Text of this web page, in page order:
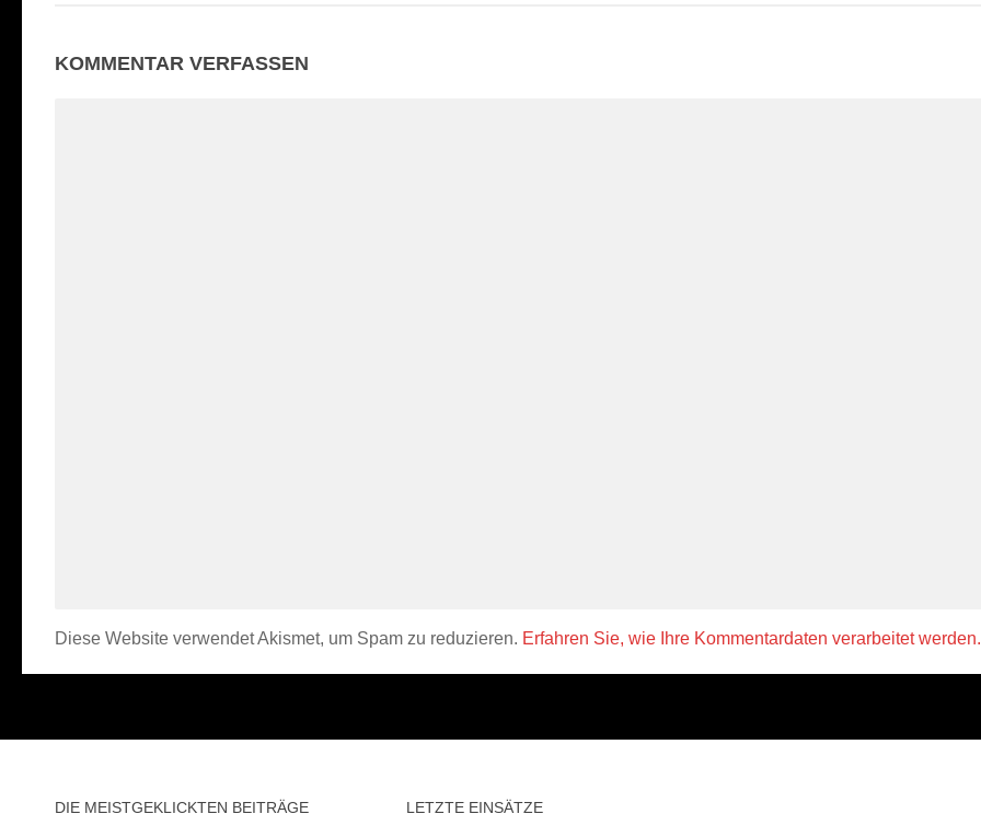
KOMMENTAR VERFASSEN
Diese Website verwendet Akismet, um Spam zu reduzieren. Erfahren Sie, wie Ihre Kommentardaten verarbeitet werden.
DIE MEISTGEKLICKTEN BEITRÄGE LETZTE EINSÄTZE